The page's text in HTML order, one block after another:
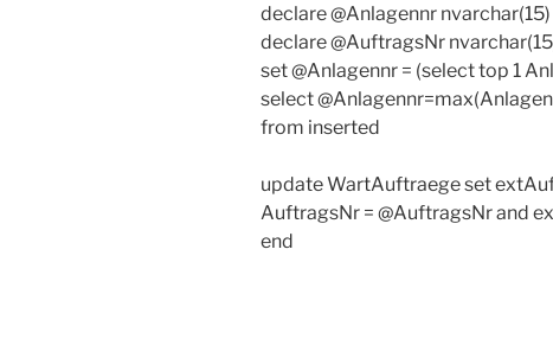
declare @Anlagennr nvarchar(15)
declare @AuftragsNr
set @Anlagennr = (select top 1
select
from inserted
update WartAuftraege set
AuftragsNr = @AuftragsNr and
end